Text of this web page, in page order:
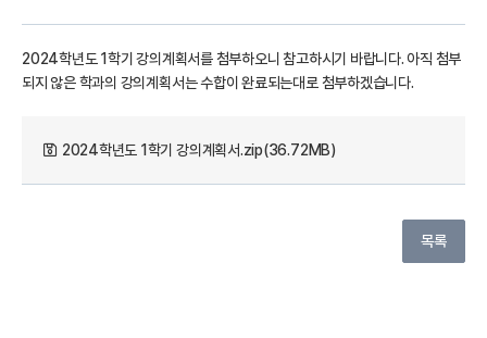
2024학년도 1학기 강의계획서를 첨부하오니 참고하시기 바랍니다. 아직 첨부
되지 않은 학과의 강의계획서는 수합이 완료되는대로 첨부하겠습니다.
2024학년도 1학기 강의계획서.zip(36.72MB)
목록